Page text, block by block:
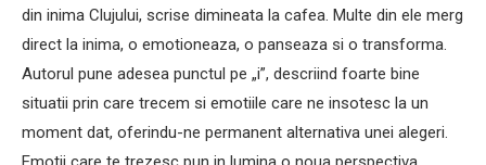
din inima Clujului, scrise dimineata la cafea. Multe din ele merg
direct la inima, o emotioneaza, o panseaza si o transforma.
Autorul pune adesea punctul pe „i”, descriind foarte bine
situatii prin care trecem si emotiile care ne insotesc la un
moment dat, oferindu-ne permanent alternativa unei alegeri.